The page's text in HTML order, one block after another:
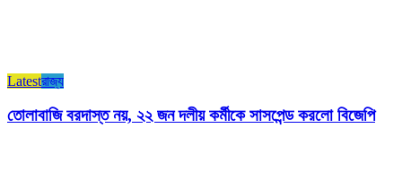
Latestরাজ্য​
তোলাবাজি বরদাস্ত নয়, ২২ জন দলীয় কর্মীকে সাসপেন্ড করলো বিজেপি